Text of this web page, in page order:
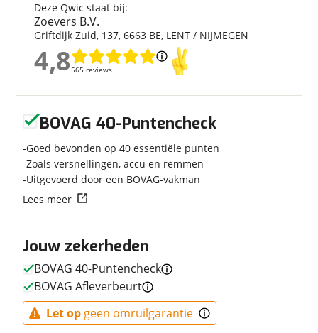
Frametype
Framehoogte
54 cm
Wielmaat
28 inch
Nieuw of occasion
Nieuw
Techniek
Transmissie
Naaf
Aantal versnellingen
7
Framemateriaal
Kleur
Blauw
Fabriekskleur
Type remsysteem voor
Schijfrem
Merk remsysteem voor
Type primair remsysteem
achter
Schijfrem
Deze Qwic staat bij:
Zoevers B.V.
Griftdijk Zuid, 137, 6663 BE, LENT / NIJMEGEN
4,8565 reviews
4,8
Naam
E-mailadres
Telefoonnummer (optioneel)
Vraag mijn reservering aan
goed mogelijk bij de aanbieder te brengen. Lees hier meer
Jouw zekerheden
BOVAG 40-Puntencheck
BOVAG Afleverbeurt
Let op geen omruilgarantie
BOVAG 40-Puntencheck
Goed bevonden op 40 essentiële punten
Zoals versnellingen, accu en remmen
Uitgevoerd door een BOVAG-vakman
Lees meer